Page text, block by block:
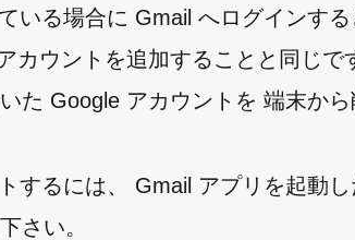
いる場合に Gmail へログインす
カウントを追加することと同じ
た Google アカウントを 端末から
するには、 Gmail アプリを起動
さい。